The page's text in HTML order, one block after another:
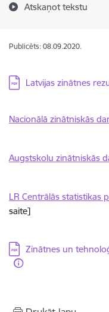
Atskaņot tekstu
Publicēts: 08.09.2020.
Lejupielādēt:
Latvijas zinātnes
Nacionālā zinātniskās
Augstskolu zinātniskās
LR Centrālās statistikas
saite]
Lejupielādēt:
Zinātnes un